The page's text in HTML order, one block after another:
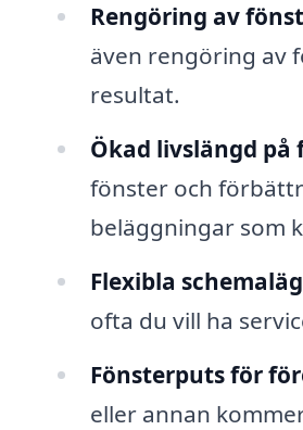
Rengöring av
även rengöring av
resultat.
Ökad livslängd på
fönster och
beläggningar som
Flexibla
ofta du vill ha
Fönsterputs för
eller annan